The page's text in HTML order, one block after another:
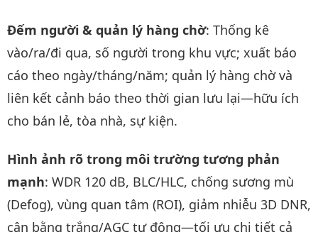
Đếm người & quản lý hàng chờ: Thống kê
vào/ra/đi qua, số người trong khu vực; xuất báo
cáo theo ngày/tháng/năm; quản lý hàng chờ và
liên kết cảnh báo theo thời gian lưu lại—hữu ích
cho bán lẻ, tòa nhà, sự kiện.
Hình ảnh rõ trong môi trường tương phản
mạnh: WDR 120 dB, BLC/HLC, chống sương mù
(Defog), vùng quan tâm (ROI), giảm nhiễu 3D DNR,
cân bằng trắng/AGC tự động—tối ưu chi tiết cả